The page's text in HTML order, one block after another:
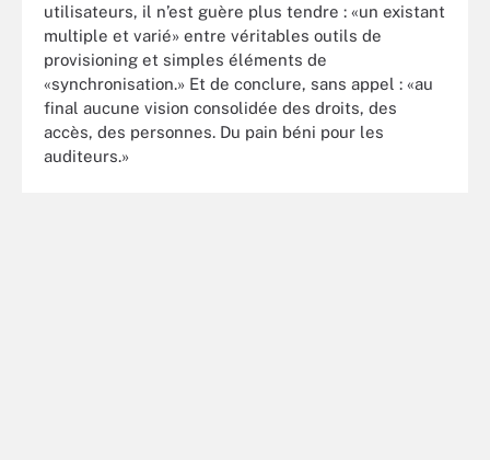
utilisateurs, il n’est guère plus tendre : «un existant
multiple et varié» entre véritables outils de
provisioning et simples éléments de
«synchronisation.» Et de conclure, sans appel : «au
final aucune vision consolidée des droits, des
accès, des personnes. Du pain béni pour les
auditeurs.»